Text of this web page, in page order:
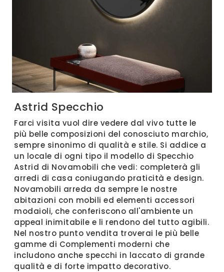
Astrid Specchio
Farci visita vuol dire vedere dal vivo tutte le
più belle composizioni del conosciuto marchio,
sempre sinonimo di qualità e stile. Si addice a
un locale di ogni tipo il modello di Specchio
Astrid di Novamobili che vedi: completerà gli
arredi di casa coniugando praticità e design.
Novamobili arreda da sempre le nostre
abitazioni con mobili ed elementi accessori
modaioli, che conferiscono all'ambiente un
appeal inimitabile e li rendono del tutto agibili.
Nel nostro punto vendita troverai le più belle
gamme di Complementi moderni che
includono anche specchi in laccato di grande
qualità e di forte impatto decorativo.